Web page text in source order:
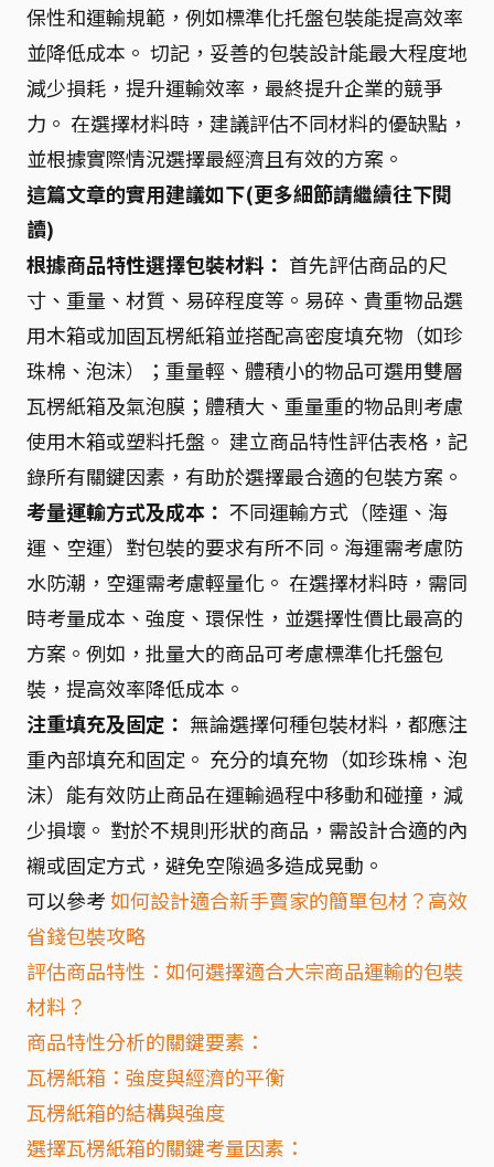
保性和運輸規範，例如標準化托盤包裝能提高效率
並降低成本。 切記，妥善的包裝設計能最大程度地
減少損耗，提升運輸效率，最終提升企業的競爭
力。 在選擇材料時，建議評估不同材料的優缺點，
並根據實際情況選擇最經濟且有效的方案。
這篇文章的實用建議如下(更多細節請繼續往下閱
讀)
根據商品特性選擇包裝材料： 首先評估商品的尺
寸、重量、材質、易碎程度等。易碎、貴重物品選
用木箱或加固瓦楞紙箱並搭配高密度填充物（如珍
珠棉、泡沫）；重量輕、體積小的物品可選用雙層
瓦楞紙箱及氣泡膜；體積大、重量重的物品則考慮
使用木箱或塑料托盤。 建立商品特性評估表格，記
錄所有關鍵因素，有助於選擇最合適的包裝方案。
考量運輸方式及成本： 不同運輸方式（陸運、海
運、空運）對包裝的要求有所不同。海運需考慮防
水防潮，空運需考慮輕量化。 在選擇材料時，需同
時考量成本、強度、環保性，並選擇性價比最高的
方案。例如，批量大的商品可考慮標準化托盤包
裝，提高效率降低成本。
注重填充及固定： 無論選擇何種包裝材料，都應注
重內部填充和固定。 充分的填充物（如珍珠棉、泡
沫）能有效防止商品在運輸過程中移動和碰撞，減
少損壞。 對於不規則形狀的商品，需設計合適的內
襯或固定方式，避免空隙過多造成晃動。
可以參考如何設計適合新手賣家的簡單包材？高效
省錢包裝攻略
評估商品特性：如何選擇適合大宗商品運輸的包裝
材料？
商品特性分析的關鍵要素：
瓦楞紙箱：強度與經濟的平衡
瓦楞紙箱的結構與強度
選擇瓦楞紙箱的關鍵考量因素：